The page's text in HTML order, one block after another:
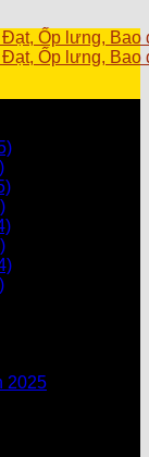
2025